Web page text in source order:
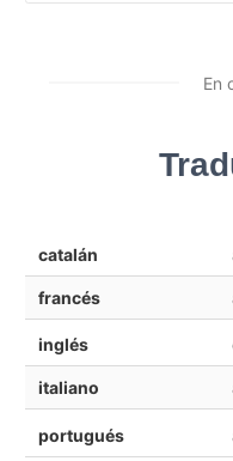
En
catalán
francés
inglés
italiano
portugués